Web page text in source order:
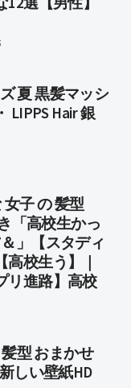
夏 黒髪マッシ
LIPPS Hair 銀
女子 の 髪型
「高校生かっ
」【スタディ
校生う】｜
リ進路】高校
型 おまかせ
しい壁紙HD